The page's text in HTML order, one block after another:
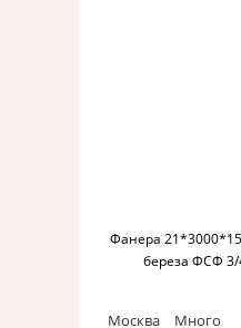
Фанера
береза ФСФ
Москва Много